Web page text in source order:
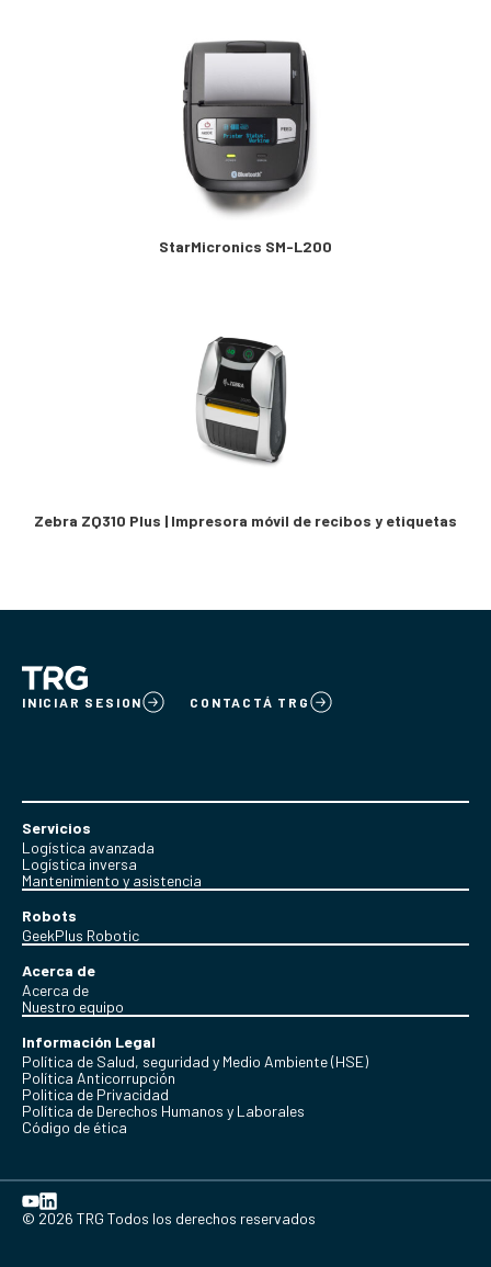
StarMicronics SM-L200
Zebra ZQ310 Plus | Impresora móvil de recibos y etiquetas
INICIAR SESION CONTACTÁ TRG
Servicios
Logística avanzada
Logística inversa
Mantenimiento y asistencia
Robots
GeekPlus Robotic
Acerca de
Acerca de
Nuestro equipo
Información Legal
Política de Salud, seguridad y Medio Ambiente (HSE)
Política Anticorrupción
Politica de Privacidad
Política de Derechos Humanos y Laborales
Código de ética
© 2026 TRG Todos los derechos reservados